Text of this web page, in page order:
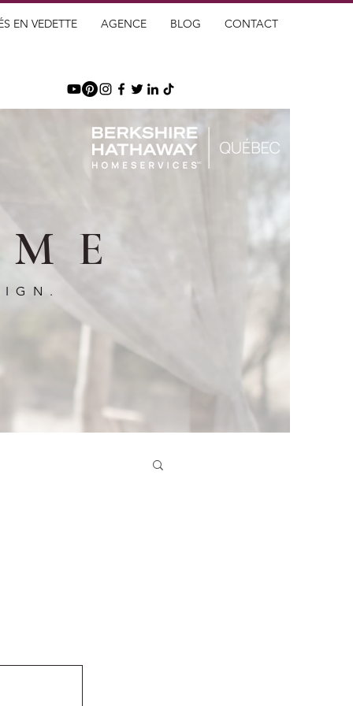
EN VEDETTE AGENCE BLOG CONTACT